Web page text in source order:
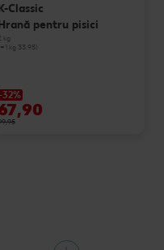
Classic
pentru pisici
kg
(=1 kg 33.95)
-32%